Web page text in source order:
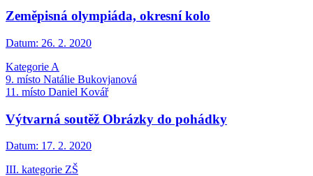
Zeměpisná olympiáda, okresní kolo
Datum: 26. 2. 2020
Kategorie A
9. místo Natálie Bukovjanová
11. místo Daniel Kovář
Výtvarná soutěž Obrázky do pohádky
Datum: 17. 2. 2020
III. ka­te­go­rie ZŠ